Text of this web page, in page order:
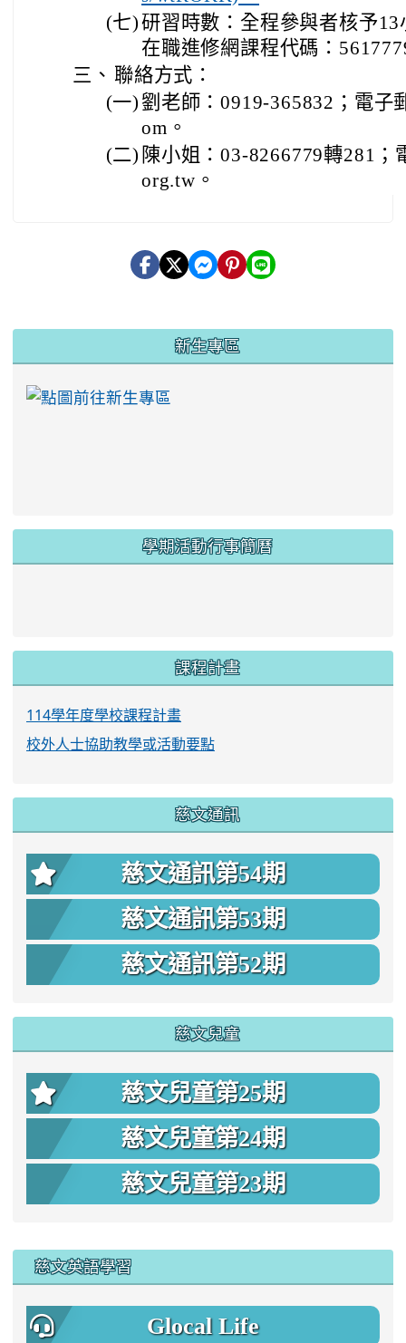
(七)研習時數：全程參與者核予
在職進修網課程代碼：
三、 聯絡方式：
(一) 劉老師：0919-365832；電子
om。
(二) 陳小姐：03-8266779轉281
org.tw。
新生專區
學期活動行事簡曆
課程計畫
114學年度學校課程計畫
校外人士協助教學或活動要點
慈文通訊
慈文通訊第54期
慈文通訊第53期
慈文通訊第52期
慈文兒童
慈文兒童第25期
慈文兒童第24期
慈文兒童第23期
慈文英語學習
Glocal Life